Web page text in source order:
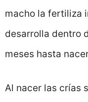
macho la fertiliza
desarrolla dentro
meses hasta
Al nacer las crías